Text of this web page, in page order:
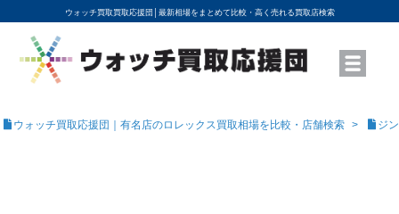
ウォッチ買取買取応援団│ 最新相場をまとめて比較・高く売れる買取店検索
YouTubeで動画を公開中
ROLEXモデル名から買取相場を調べる
高級時計ブランド名から買取相場を調べる
地域から買取店を探す
店舗名から買取店を探す
ブランド時計を高く売る方法
買取査定を依頼する
ウォッチ買取応援団｜有名店のロレックス買取相場を比較・店舗検索 ジ